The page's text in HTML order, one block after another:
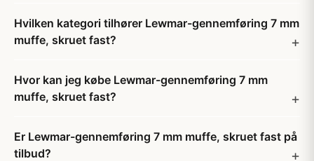
Hvilken kategori tilhører Lewmar-gennemføring 7 mm
muffe, skruet fast?
Hvor kan jeg købe Lewmar-gennemføring 7 mm
muffe, skruet fast?
Er Lewmar-gennemføring 7 mm muffe, skruet fast på
tilbud?